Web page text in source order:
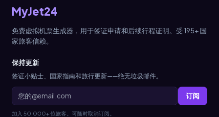
MyJet24
免费虚拟机票生成器，用于签证申请和后续行程证明。受 195+ 国
家旅客信赖。
保持更新
签证小贴士、国家指南和旅行更新——绝无垃圾邮件。
订阅
加入 50,000+ 位旅客。可随时取消订阅。